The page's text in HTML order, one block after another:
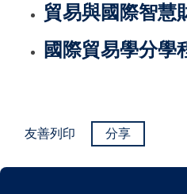
貿易與國際智慧
國際貿易學分學
友善列印 分享